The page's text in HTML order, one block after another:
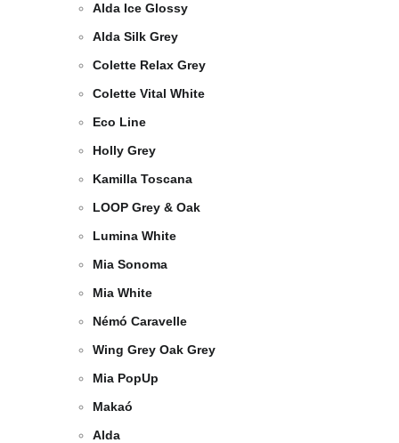
Alda Ice Glossy
Alda Silk Grey
Colette Relax Grey
Colette Vital White
Eco Line
Holly Grey
Kamilla Toscana
LOOP Grey & Oak
Lumina White
Mia Sonoma
Mia White
Némó Caravelle
Wing Grey Oak Grey
Mia PopUp
Makaó
Alda